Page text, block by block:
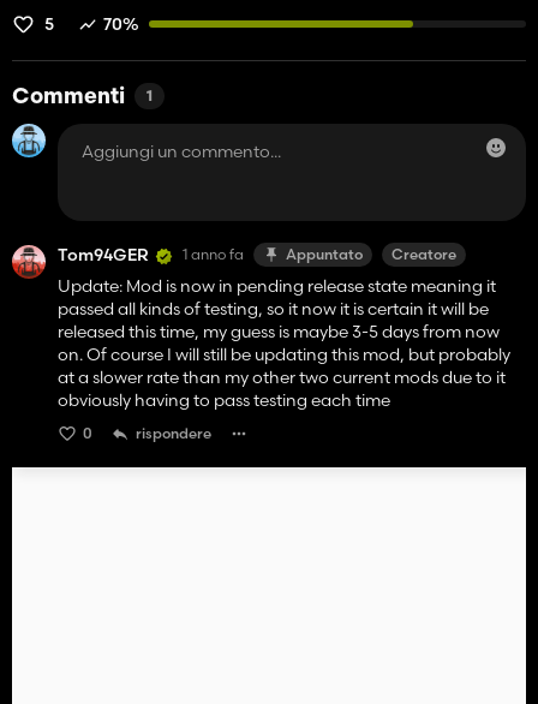
5 70%
Commenti 1
Tom94GER 1 anno fa Appuntato Creatore
Update: Mod is now in pending release state meaning it
passed all kinds of testing, so it now it is certain it will be
released this time, my guess is maybe 3-5 days from now
on. Of course I will still be updating this mod, but probably
at a slower rate than my other two current mods due to it
obviously having to pass testing each time
0 rispondere